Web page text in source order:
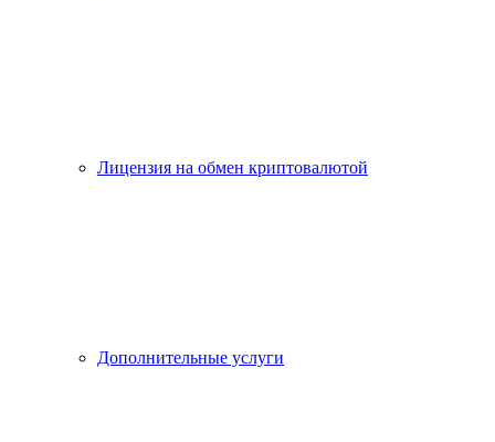
Лицензия на обмен криптовалютой
Дополнительные услуги